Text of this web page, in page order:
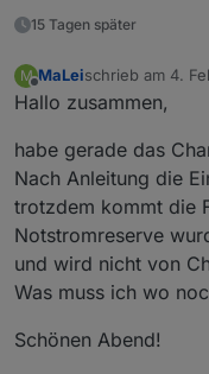
15 Tagen später
M
Offline
MaLeischrieb am 4.
zuletzt editiert
Hallo zusammen,
habe gerade das
Nach Anleitung die
trotzdem kommt die
Notstromreserve
und wird nicht von
Was muss ich wo
Schönen Abend!